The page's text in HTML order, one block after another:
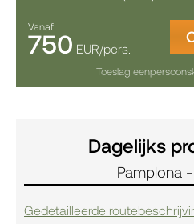
Vanaf
750 EUR/pers.
Toeslag
Dagelijks
Pamplona
Gedetailleerde